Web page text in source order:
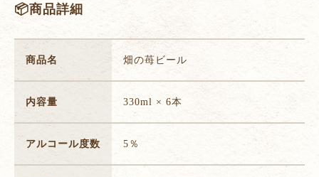
📦商品詳細
商品名 畑の苺ビール
内容量 330ml × 6本
アルコール度数 5％